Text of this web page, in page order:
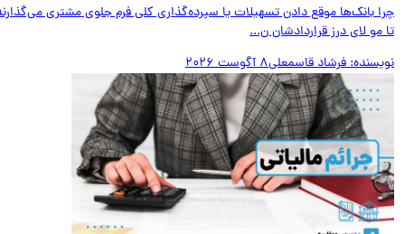
بانک‌ها موقع دادن تسهیلات یا سپرده‌گذاری کلی فرم جلوی مشتری می‌گذارند
مو لای درز قراردادشان ن...
فرشاد قاسمعلی8 آگوست 2026